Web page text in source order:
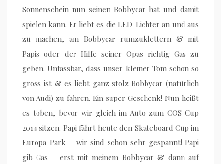
Sonnenschein nun seinen Bobbycar hat und damit
spielen kann. Er liebt es die LED-Lichter an und aus
zu machen, am Bobbycar rumzuklettern & mit
Papis oder der Hilfe seiner Opas richtig Gas zu
geben. Unfassbar, dass unser kleiner Tom schon so
gross ist & es liebt ganz stolz Bobbycar (natürlich
von Audi) zu fahren. Ein super Geschenk! Nun heißt
es toben, bevor wir gleich im Auto zum COS Cup
2014 sitzen. Papi fährt heute den Skateboard Cup im
Europa Park – wir sind schon sehr gespannt! Papi
gib Gas – erst mit meinem Bobbycar & dann auf